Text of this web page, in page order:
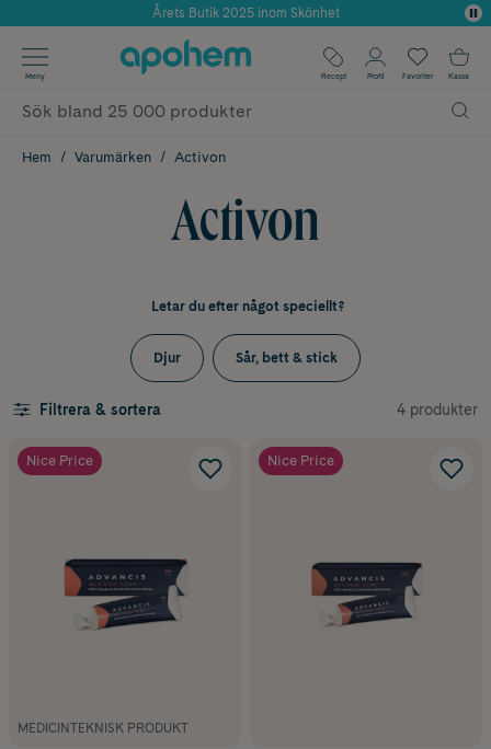
Använd kod: SOMMAR20 för 20% över 649kr
✓ Fri frakt
✓ Poäng på alla köp*
Meny Recept Profil Favoriter Kassa
Hem Varumärken Activon
Activon
Letar du efter något speciellt?
Djur Sår, bett & stick
Filtrera & sortera 4 produkter
Nice Price
MEDICINTEKNISK PRODUKT
Nice Price